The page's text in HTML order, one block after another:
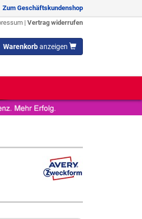
Zum Geschäftskundenshop
| Vertrag widerrufen
Warenkorbanzeigen